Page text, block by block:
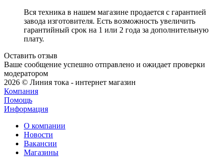
Вся техника в нашем магазине продается с гарантией
завода изготовителя. Есть возможность увеличить
гарантийный срок на 1 или 2 года за дополнительную
плату.
Оставить отзыв
Ваше сообщение успешно отправлено и ожидает проверки
модератором
2026 © Линия тока - интернет магазин
Компания
Помощь
Информация
О компании
Новости
Вакансии
Магазины